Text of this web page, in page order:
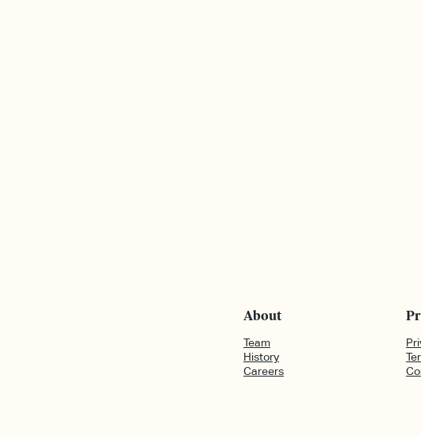
About
Team
History
Careers